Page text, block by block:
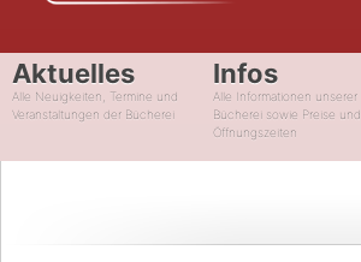
Aktuelles
Alle Neuigkeiten, Termine und
Veranstaltungen der Bücherei
Infos
Alle Informationen unserer
Bücherei sowie Preise und
Öffnungszeiten